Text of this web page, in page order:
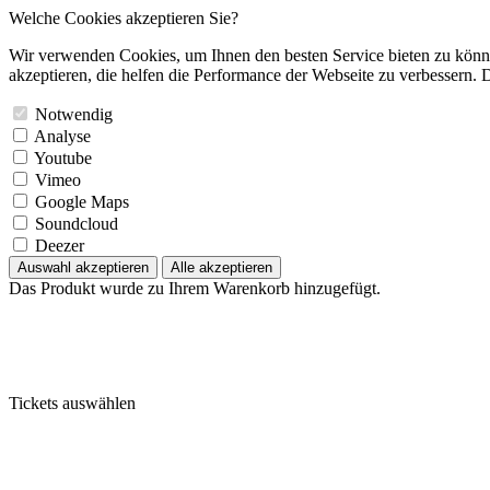
Welche Cookies akzeptieren Sie?
Wir verwenden Cookies, um Ihnen den besten Service bieten zu
akzeptieren, die helfen die Performance der Webseite zu
Notwendig
Analyse
Youtube
Vimeo
Google Maps
Soundcloud
Deezer
Auswahl akzeptieren Alle akzeptieren
Das Produkt wurde zu Ihrem Warenkorb hinzugefügt.
Tickets auswählen